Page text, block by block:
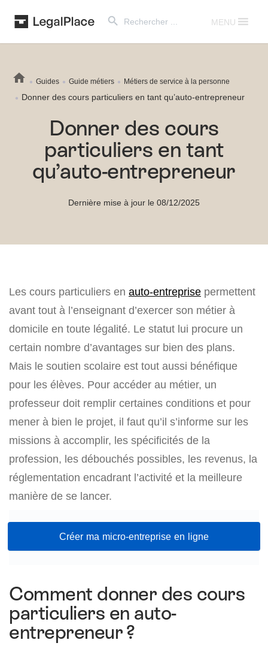
for:
MENU
Guides Guide métiers Métiers de service à la personne
Donner des cours particuliers en tant qu’auto-entrepreneur
Donner des cours
particuliers en tant
qu’auto-entrepreneur
Dernière mise à jour le 08/12/2025
Les cours particuliers en auto-entreprise permettent
avant tout à l’enseignant d’exercer son métier à
domicile en toute légalité. Le statut lui procure un
certain nombre d’avantages sur bien des plans.
Mais le soutien scolaire est tout aussi bénéfique
pour les élèves. Pour accéder au métier, un
professeur doit remplir certaines conditions et pour
mener à bien le projet, il faut qu’il s’informe sur les
missions à accomplir, les spécificités de la
profession, les débouchés possibles, les revenus, la
réglementation encadrant l’activité et la meilleure
manière de se lancer.
Créer ma micro-entreprise en ligne
Comment donner des cours
particuliers en auto-
entrepreneur ?